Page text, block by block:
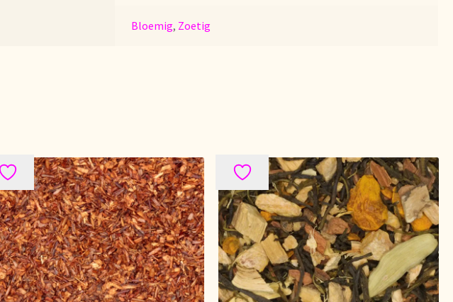
Bloemig, Zoetig